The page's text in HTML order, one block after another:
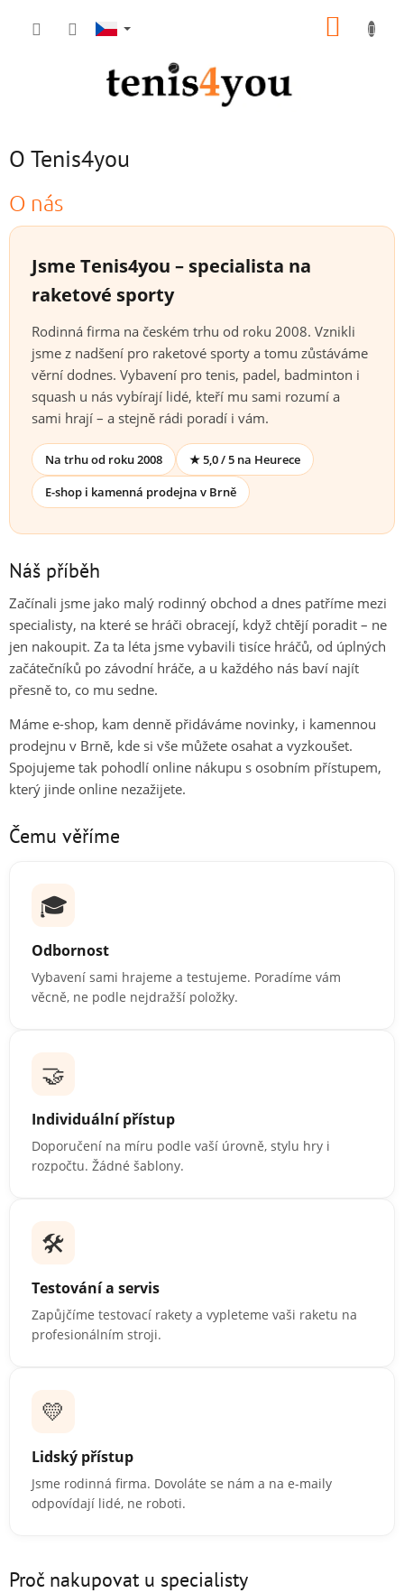
O Tenis4you
V
ý
p
O nás
Jsme Tenis4you – specialista na
raketové sporty
Rodinná firma na českém trhu od roku 2008. Vznikli
jsme z nadšení pro raketové sporty a tomu zůstáváme
věrní dodnes. Vybavení pro tenis, padel, badminton i
squash u nás vybírají lidé, kteří mu sami rozumí a
sami hrají – a stejně rádi poradí i vám.
Na trhu od roku 2008
★ 5,0 / 5 na Heurece
E-shop i kamenná prodejna v Brně
Náš příběh
Začínali jsme jako malý rodinný obchod a dnes patříme mezi
specialisty, na které se hráči obracejí, když chtějí poradit – ne
jen nakoupit. Za ta léta jsme vybavili tisíce hráčů, od úplných
začátečníků po závodní hráče, a u každého nás baví najít
přesně to, co mu sedne.
Máme e-shop, kam denně přidáváme novinky, i kamennou
prodejnu v Brně, kde si vše můžete osahat a vyzkoušet.
Spojujeme tak pohodlí online nákupu s osobním přístupem,
který jinde online nezažijete.
Čemu věříme
🎓
Odbornost
Vybavení sami hrajeme a testujeme. Poradíme vám
věcně, ne podle nejdražší položky.
🤝
Individuální přístup
Doporučení na míru podle vaší úrovně, stylu hry i
rozpočtu. Žádné šablony.
🛠️
Testování a servis
Zapůjčíme testovací rakety a vypleteme vaši raketu na
profesionálním stroji.
💛
Lidský přístup
Jsme rodinná firma. Dovoláte se nám a na e-maily
odpovídají lidé, ne roboti.
Proč nakupovat u specialisty